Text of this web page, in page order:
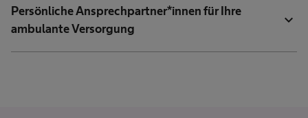
Persönliche Ansprechpartner*innen für Ihre
ambulante Versorgung
expand_more